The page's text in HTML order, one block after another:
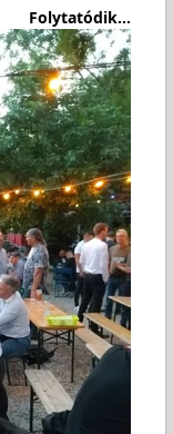
Folytatódik...